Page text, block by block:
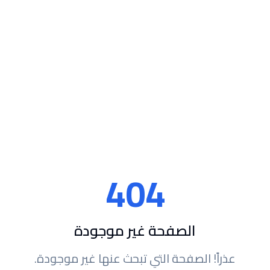
404
الصفحة غير موجودة
عذراً! الصفحة التي تبحث عنها غير موجودة.